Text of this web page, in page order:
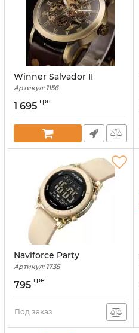
Winner Salvador II
Артикул:1156
1 695 грн
Naviforce Party
Артикул:1735
795 грн
Под заказ